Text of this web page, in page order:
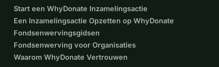
Start een WhyDonate Inzamelingsactie
Een Inzamelingsactie Opzetten op WhyDonate
Fondsenwervingsgidsen
Fondsenwerving voor Organisaties
Waarom WhyDonate Vertrouwen